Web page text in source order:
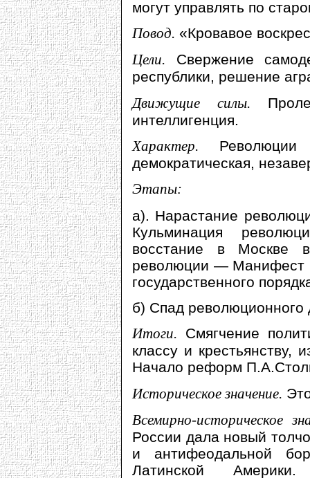
могут управлять по
Повод. «Кровавое
Цели. Свержение
республики, решение
Движущие силы.
интеллигенция.
Характер. Революции
демократическая,
Этапы:
а). Нарастание
Кульминация
восстание в Москве
революции — Манифест
государственного
б) Спад революционного
Итоги. Смягчение
классу и крестьянству,
Начало реформ
Историческое значение.
Всемирно-историческое
России дала новый
и антифеодальной
Латинской Америки.